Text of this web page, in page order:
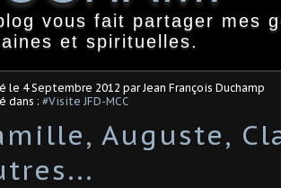
vous fait partager mes
et spirituelles.
le 4 Septembre 2012 par Jean François Duchamp
dans : #Visite JFD-MCC
Auguste,